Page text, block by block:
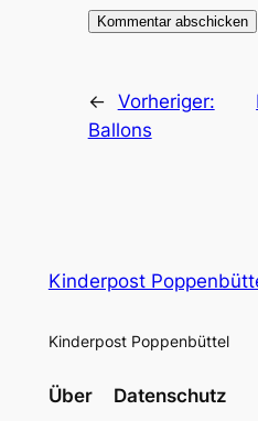
← Vorheriger:
Ballons
Kinderpost
Kinderpost Poppenbüttel
Über Datenschutz